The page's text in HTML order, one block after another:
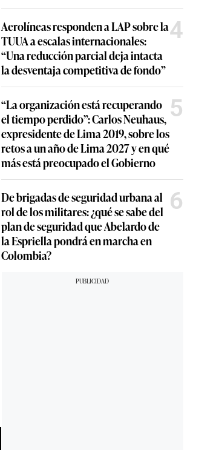
Aerolíneas responden a LAP sobre la
TUUA a escalas internacionales:
“Una reducción parcial deja intacta
la desventaja competitiva de fondo”
4
“La organización está recuperando
el tiempo perdido”: Carlos Neuhaus,
expresidente de Lima 2019, sobre los
retos a un año de Lima 2027 y en qué
más está preocupado el Gobierno
5
De brigadas de seguridad urbana al
rol de los militares: ¿qué se sabe del
plan de seguridad que Abelardo de
la Espriella pondrá en marcha en
Colombia?
6